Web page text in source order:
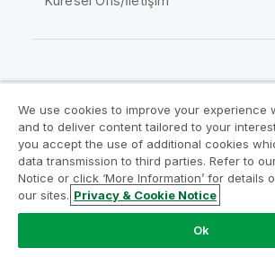
Yasal sözleşmeler
Ürün Koşulları
Legal Policies
Legal Policies
Kullanım koşulları
Ticari markalar
Do Not Share My Info
Telif Hakkı © 1993-2026 QlikTech
We use cookies to improve your experience
and to deliver content tailored to your
you accept the use of additional cookies
data transmission to third parties. Refer to
Notice or click ‘More Information’ for details
our sites. Privacy & Cookie Notice
Ok